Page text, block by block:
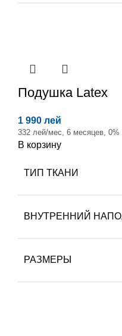
Подушка Latex
1 990 лей
332 лей/мес, 6 месяцев, 0%
В корзину
ТИП ТКАНИ
ВНУТРЕННИЙ
РАЗМЕРЫ